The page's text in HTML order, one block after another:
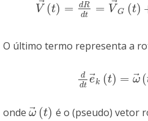
V⃗(t) = dR
dt = V⃗
G (t)
V→(t) =dR →d t=V →G t)+ ∑
O último termo representa a
d
dt
e⃗
k (t) = ω⃗ (
ddte→k(t )=ω→(
onde ω⃗ (t)
ω →(t )é o (pseudo) vetor